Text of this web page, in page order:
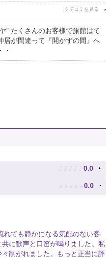
” たくさんのお客様で旅館はて
居が間違って『開かずの間』へ
・
♪ ♪ ♪ ♪ ♪ 0.0
★ ★ ★ ★ ★ 0.0
れても静かになる気配のない客
に歓声と口笛が鳴りました。私
削がれました。もっと正当に評